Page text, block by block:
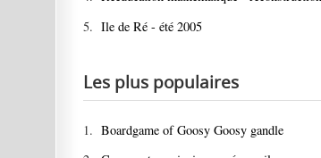
5.Ile de Ré - été 2005
Les plus populaires
1.Boardgame of Goosy Goosy gandle